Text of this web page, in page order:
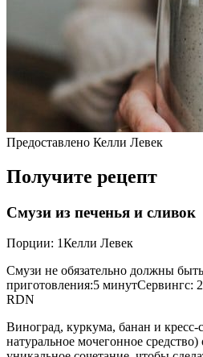
Предоставлено Келли Левек
Получите рецепт
Смузи из печенья и сливок
Порции: 1Келли Левек
Смузи не обязательно должны
приготовления:5 минутСервингс:
RDN
Виноград, куркума, банан и кресс-
натуральное мочегонное